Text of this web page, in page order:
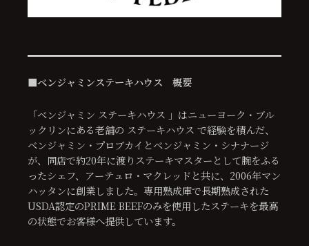
■ベンジャミンステーキハウス 概要
「ベンジャミン ステーキハウス 」はニューヨーク・ブル
ックリンにある老舗の ステーキハウス で経験を積んだ、
ベンジャミン・プロブカイとベンジャミン・シナナージ
が、同店で約20年に渡りステーキマスターとして腕をふる
ったシェフ、アーテュロ・マクレッドと共に、2006年マン
ハッタンに創業しました。専用熟成庫で長期熟成された
USDA認定のPRIME BEEFのみを使用したステーキを最高
の状態でお客様へ提供しています。